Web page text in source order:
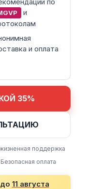
и
и оплата
35%
поддержка
Безопасная оплата
11 августа